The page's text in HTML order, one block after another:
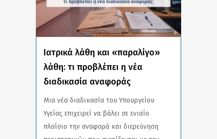
Ιατρικά λάθη και «παραλίγο»
λάθη: τι προβλέπει η νέα
διαδικασία αναφοράς
Μια νέα διαδικασία του Υπουργείου
Υγείας επιχειρεί να βάλει σε ενιαίο
πλαίσιο την αναφορά και διερεύνηση